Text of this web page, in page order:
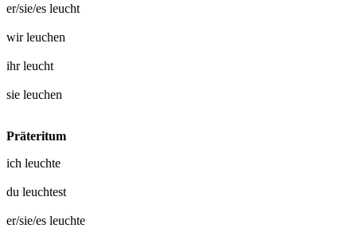
er/sie/es leucht
wirleuchen
ihrleucht
sie leuchen
Präteritum
ich leuchte
du leuchtest
er/sie/es leuchte